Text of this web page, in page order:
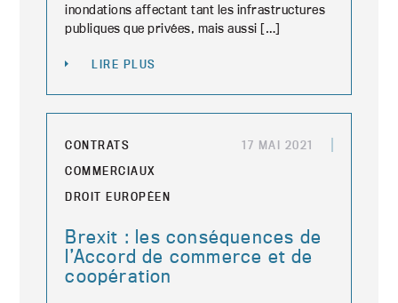
inondations affectant tant les infrastructures
publiques que privées, mais aussi […]
LIRE PLUS
CONTRATS
COMMERCIAUX
DROIT EUROPÉEN
17 MAI 2021
Brexit : les conséquences de
l’Accord de commerce et de
coopération